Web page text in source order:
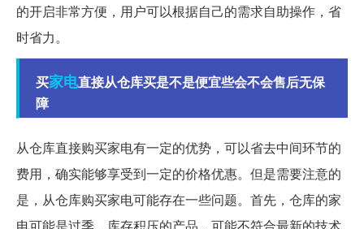
的开启非常方便，用户可以根据自己的需求自助操作，省
时省力。
买家电直接从仓库买是不是便宜些会不会售后无保
障
从仓库直接购买家电有一定的优势，可以省去中间环节的
费用，确实能够享受到一定的价格优惠。但是需要注意的
是，从仓库购买家电可能存在一些问题。首先，仓库的家
电可能是过季、库存积压的产品，可能不符合最新的技术